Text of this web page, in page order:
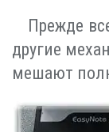
Прежде
другие
мешают